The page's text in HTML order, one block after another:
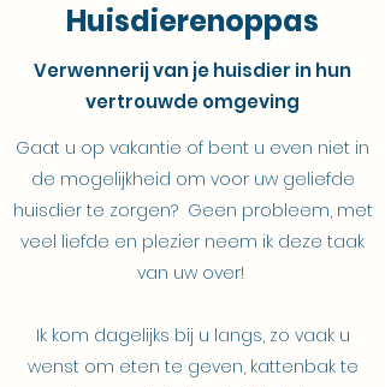
Huisdierenoppas
Verwennerij van je huisdier in hun
vertrouwde omgeving
Gaat u op vakantie of bent u even niet in
de mogelijkheid om voor uw geliefde
huisdier te zorgen? Geen probleem, met
veel liefde en plezier neem ik deze taak
van uw over!
Ik kom dagelijks bij u langs, zo vaak u
wenst om eten te geven, kattenbak te